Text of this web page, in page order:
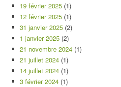
19 février 2025 (1)
12 février 2025 (1)
31 janvier 2025 (2)
1 janvier 2025 (2)
21 novembre 2024 (1)
21 juillet 2024 (1)
14 juillet 2024 (1)
3 février 2024 (1)